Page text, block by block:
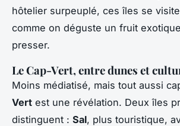
hôtelier surpeuplé, ces îles se
comme on déguste un fruit
presser.
Le Cap-Vert, entre dunes et
Moins médiatisé, mais tout aussi
Vert est une révélation. Deux îles
distinguent : Sal, plus touristique,